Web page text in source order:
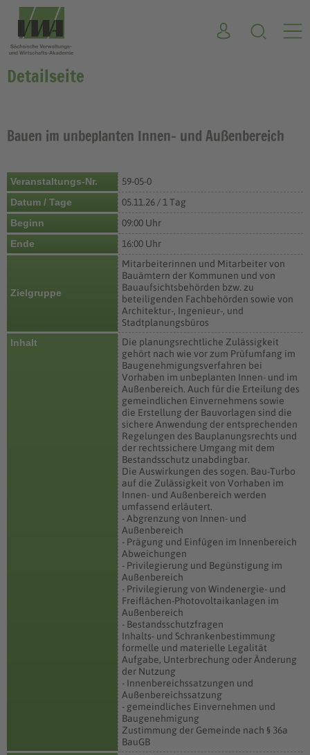
Detailseite
Bauen im unbeplanten Innen- und Außenbereich
Veranstaltungs-Nr.
59-05-0
Datum / Tage
05.11.26 / 1 Tag
Beginn
09:00 Uhr
Ende
16:00 Uhr
Zielgruppe
Mitarbeiterinnen und Mitarbeiter von
Bauämtern der Kommunen und von
Bauaufsichtsbehörden bzw. zu
beteiligenden Fachbehörden sowie von
Architektur-, Ingenieur-, und
Stadtplanungsbüros
Inhalt
Die planungsrechtliche Zulässigkeit
gehört nach wie vor zum Prüfumfang im
Baugenehmigungsverfahren bei
Vorhaben im unbeplanten Innen- und im
Außenbereich. Auch für die Erteilung des
gemeindlichen Einvernehmens sowie
die Erstellung der Bauvorlagen sind die
sichere Anwendung der entsprechenden
Regelungen des Bauplanungsrechts und
der rechtssichere Umgang mit dem
Bestandsschutz unabdingbar.
Die Auswirkungen des sogen. Bau-Turbo
auf die Zulässigkeit von Vorhaben im
Innen- und Außenbereich werden
umfassend erläutert.
- Abgrenzung von Innen- und
Außenbereich
- Prägung und Einfügen im Innenbereich
Abweichungen
- Privilegierung und Begünstigung im
Außenbereich
- Privilegierung von Windenergie- und
Freiflächen-Photovoltaikanlagen im
Außenbereich
- Bestandsschutzfragen
Inhalts- und Schrankenbestimmung
formelle und materielle Legalität
Aufgabe, Unterbrechung oder Änderung
der Nutzung
- Innenbereichssatzungen und
Außenbereichssatzung
- gemeindliches Einvernehmen und
Baugenehmigung
Zustimmung der Gemeinde nach § 36a
BauGB